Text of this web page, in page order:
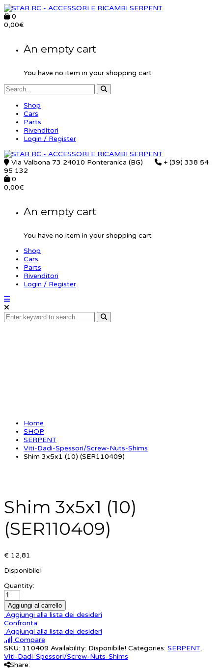
0
0,00€
An empty cart
You have no item in your shopping cart
Shop
Cars
Parts
Rivenditori
Login / Register
Via Valbona 73 24010 Ponteranica (BG)
+ (39) 338 54
95 132
0
0,00€
An empty cart
You have no item in your shopping cart
Shop
Cars
Parts
Rivenditori
Login / Register
Home
SHOP
SERPENT
Viti-Dadi-Spessori/Screw-Nuts-Shims
Shim 3x5x1 (10) (SER110409)
Shim 3x5x1 (10)
(SER110409)
€ 12,81
Disponibile!
Quantity:
Aggiungi al carrello
Aggiungi alla lista dei desideri
Confronta
Aggiungi alla lista dei desideri
Compare
SKU: 110409 Availability: Disponibile! Categories: SERPENT,
Viti-Dadi-Spessori/Screw-Nuts-Shims
Share: